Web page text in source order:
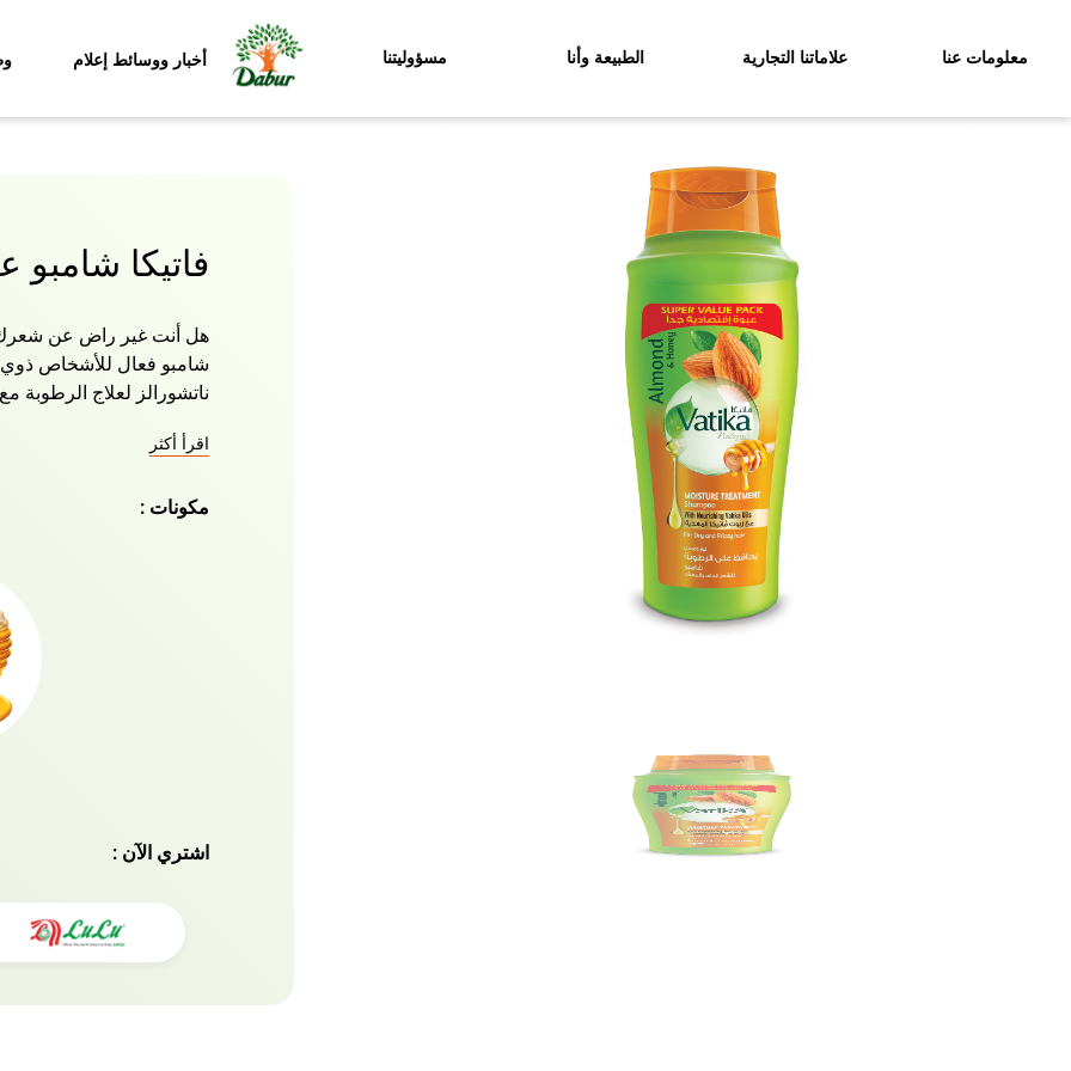
معلومات عنا علاماتنا التجارية الطبيعة وأنا مسؤوليتنا أخبار ووسائط إعلام
فاتيكا شامبو
هل أنت غير راض عن شعرك
شامبو فعال للأشخاص ذوي
ناتشورالز لعلاج الرطوبة
شعرك يبدو حيويا وصحيا.
يمنح الشعر الناعم
اقرأ أكثر
مكونات :
اشتري الآن :